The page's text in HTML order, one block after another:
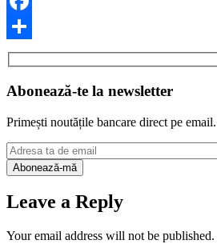
Facebook
Share
Abonează-te la newsletter
Primești noutățile bancare direct pe email.
Leave a Reply
Your email address will not be published.